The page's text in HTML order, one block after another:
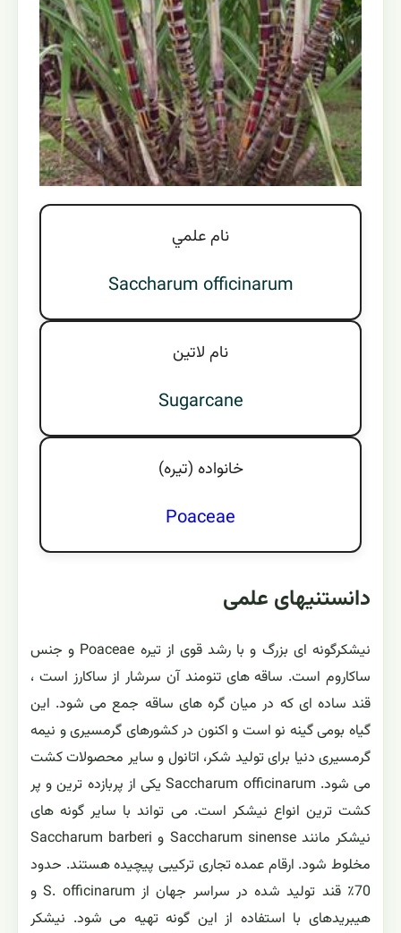
نام علمي
Saccharum officinarum
نام لاتين
Sugarcane
خانواده (تيره)
Poaceae
دانستنیهای علمی
نیشکرگونه ای بزرگ و با رشد قوی از تیره Poaceae و جنس
ساکاروم است. ساقه های تنومند آن سرشار از ساکارز است ،
قند ساده ای که در میان گره های ساقه جمع می شود. این
گیاه بومی گینه نو است و اکنون در کشورهای گرمسیری و نیمه
گرمسیری دنیا برای تولید شکر، اتانول و سایر محصولات کشت
می شود. Saccharum officinarum یکی از پربازده ترین و پر
کشت ترین انواع نیشکر است. می تواند با سایر گونه های
نیشکر مانند Saccharum sinense و Saccharum barberi
مخلوط شود. ارقام عمده تجاری ترکیبی پیچیده هستند. حدود
70٪ قند تولید شده در سراسر جهان از S. officinarum و
هیبریدهای با استفاده از این گونه تهیه می شود. نیشکر